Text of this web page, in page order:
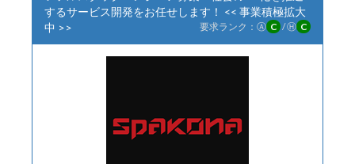
するサービス開発をお任せします！ << 事業積極拡大
中 >>
要求ランク： Ⓐ C /Ⓗ C